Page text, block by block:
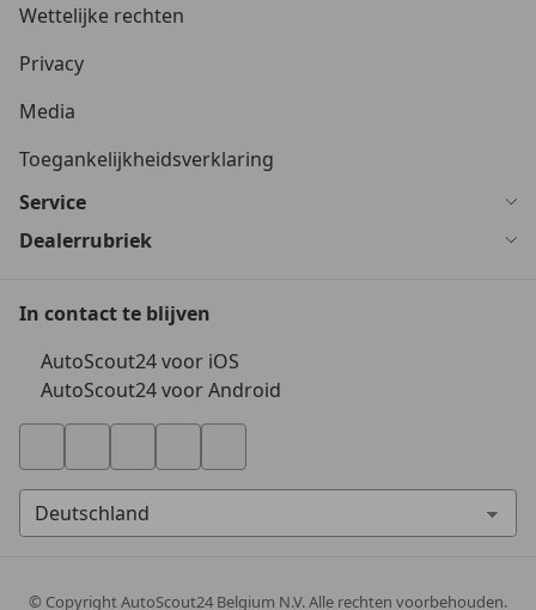
Wettelijke rechten
Privacy
Media
Toegankelijkheidsverklaring
Service
Dealerrubriek
In contact te blijven
AutoScout24 voor iOS
AutoScout24 voor Android
© CopyrightAutoScout24 Belgium N.V. Alle rechten voorbehouden.